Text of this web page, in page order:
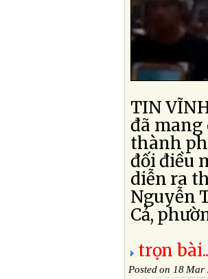
TIN
đã
thành
đối điều
diễn ra
Nguyễn
Cả,
trọn
Posted on 18 Mar